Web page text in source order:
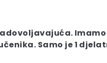
Samo je 1